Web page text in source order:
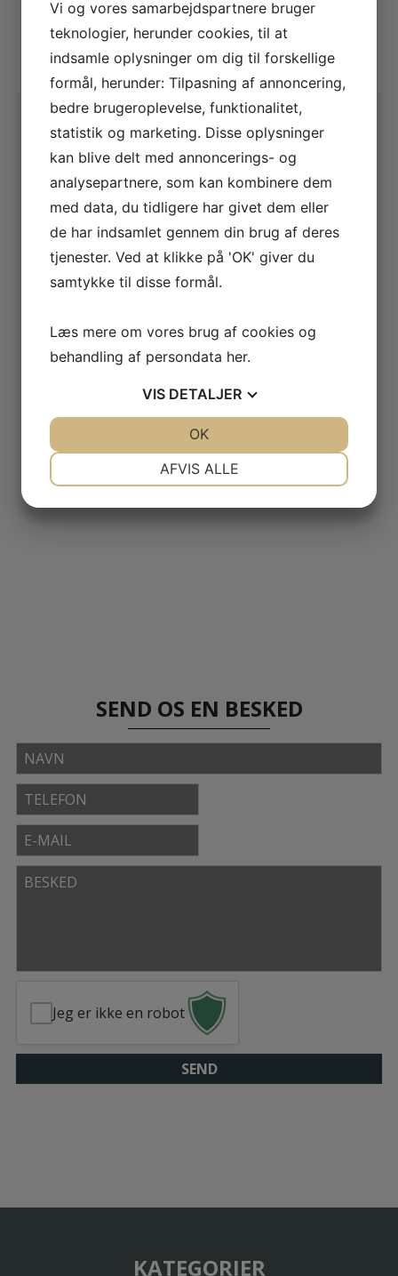
Tilføj til kurv
SEND OS EN BESKED
Navn
Telefon
E-
mail
Besked
Jeg er ikke en robot
KATEGORIER
Vi og vores samarbejdspartnere bruger
teknologier, herunder cookies, til at
indsamle oplysninger om dig til forskellige
formål, herunder: Tilpasning af annoncering,
bedre brugeroplevelse, funktionalitet,
statistik og marketing. Disse oplysninger
kan blive delt med annoncerings- og
analysepartnere, som kan kombinere dem
med data, du tidligere har givet dem eller
de har indsamlet gennem din brug af deres
tjenester. Ved at klikke på 'OK' giver du
samtykke til disse formål.
Læs mere om vores brug af cookies og
behandling af persondata her.
VIS DETALJER
AFVIS ALLE
OK